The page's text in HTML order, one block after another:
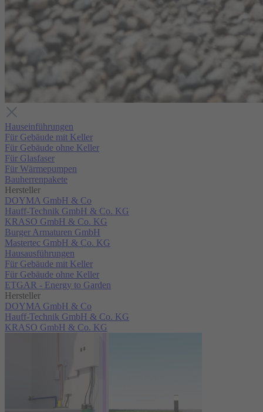
Hauseinführungen
Für Gebäude mit Keller
Für Gebäude ohne Keller
Für Glasfaser
Für Wärmepumpen
Bauherrenpakete
Hersteller
DOYMA GmbH & Co
Hauff-Technik GmbH & Co. KG
KRASO GmbH & Co. KG
Burger Armaturen GmbH
Mastertec GmbH & Co. KG
Hausausführungen
Für Gebäude mit Keller
Für Gebäude ohne Keller
ETGAR - Energy to Garden
Hersteller
DOYMA GmbH & Co
Hauff-Technik GmbH & Co. KG
KRASO GmbH & Co. KG